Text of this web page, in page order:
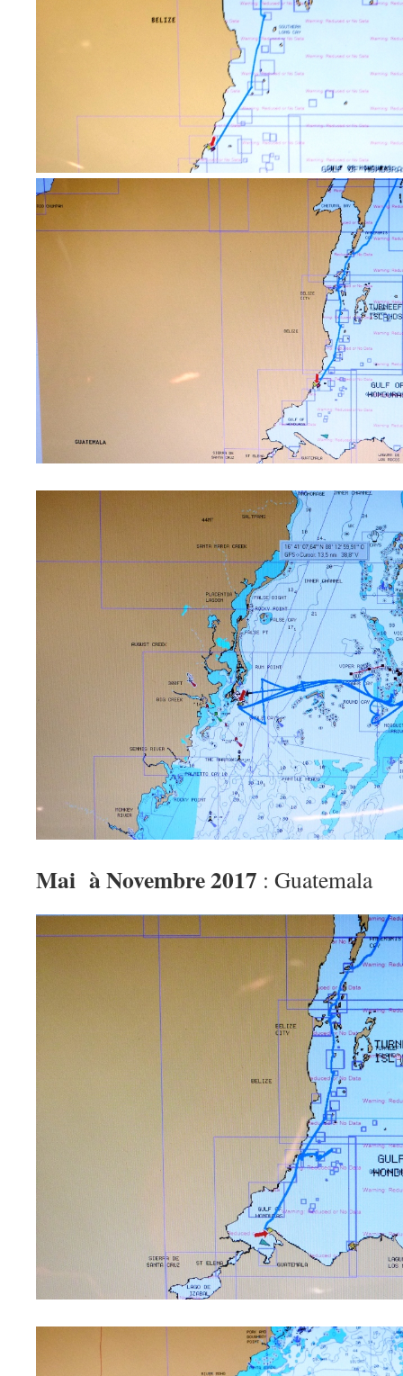
Mai à Novembre 2017 : Guatemala